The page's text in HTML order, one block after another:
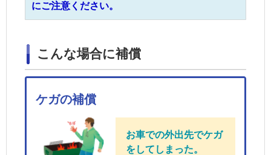
にご注意ください。
こんな場合に補償
ケガの補償
お車での外出先でケガ
をしてしまった。